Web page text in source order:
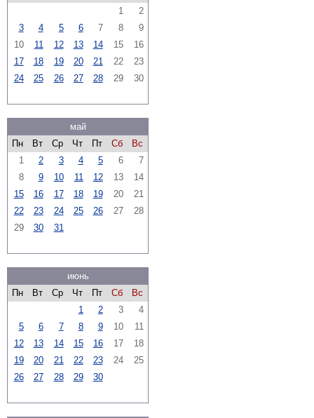
1
2
3
4 5 6 7 8
9
10
11 12 13 14 15
16
17
18 19 20 21 22
23
24
25 26 27 28 29 30
май
Пн
Вт Ср Чт Пт Сб
Вс
1
2 3 4 5 6
7
8
9 10 11 12 13
14
15
16 17 18 19 20
21
22
23 24 25 26 27
28
29
30 31
июнь
Пн
Вт Ср Чт Пт Сб
Вс
1
2 3
4
5
6 7 8 9 10
11
12
13 14 15 16 17
18
19
20 21 22 23 24
25
26
27 28 29 30